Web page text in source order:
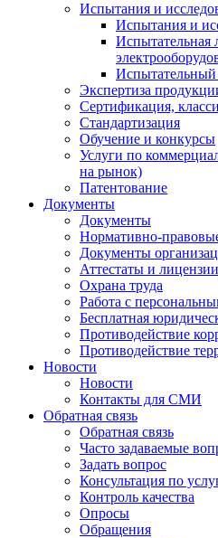
Испытания и
Испытания и
Испытательная
Испытательный
Экспертиза
Сертификация,
Стандартизация
Обучение и конкурсы
Услуги по
на рынок)
Патентование
Документы
Документы
Нормативно-
Документы
Аттестаты и лицензии
Охрана труда
Работа с
Бесплатная
Противодействие
Противодействие
Новости
Новости
Контакты для СМИ
Обратная связь
Обратная связь
Часто задаваемые
Задать вопрос
Консультация по
Контроль качества
Опросы
Обращения